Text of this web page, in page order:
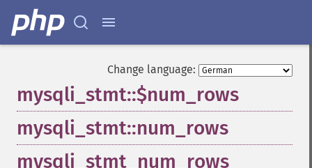
Change language:
mysqli_stmt::$num_rows
mysqli_stmt::num_rows
mysqli_stmt_num_rows